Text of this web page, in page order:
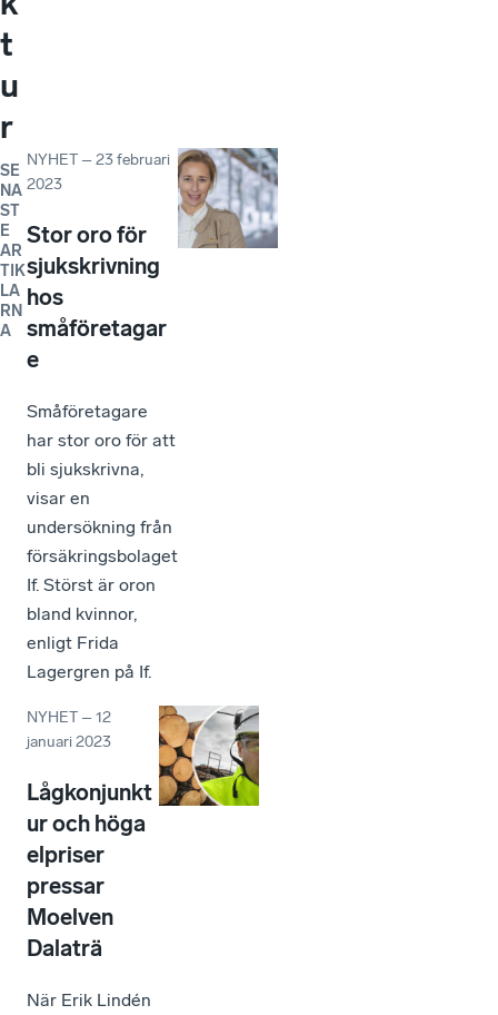
t
u
r
SE
NA
ST
E
AR
TIK
LA
RN
A
NYHET –23 februari
2023
Stor oro för
sjukskrivning
hos
småföretagar
e
Småföretagare
har stor oro för att
bli sjukskrivna,
visar en
undersökning från
försäkringsbolaget
If. Störst är oron
bland kvinnor,
enligt Frida
Lagergren på If.
NYHET –12
januari 2023
Lågkonjunkt
ur och höga
elpriser
pressar
Moelven
Dalaträ
När Erik Lindén